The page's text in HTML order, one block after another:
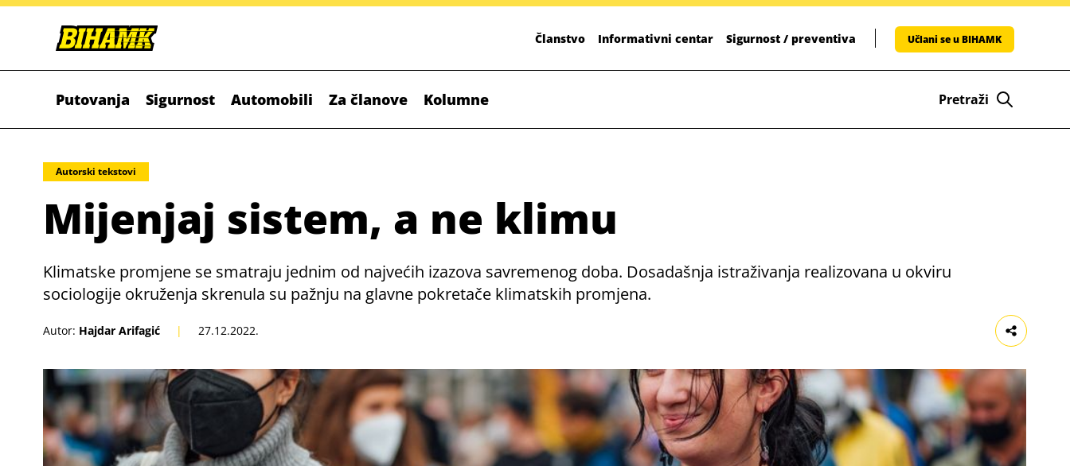
Članstvo Informativni centar Sigurnost / preventiva Učlani se u BIHAMK
Putovanja Sigurnost Automobili Za članove Kolumne Pretraži
Autorski tekstovi
Mijenjaj sistem, a ne klimu
Klimatske promjene se smatraju jednim od najvećih izazova savremenog doba. Dosadašnja istraživanja realizovana u okviru
sociologije okruženja skrenula su pažnju na glavne pokretače klimatskih promjena.
Autor: Hajdar Arifagić | 27.12.2022.